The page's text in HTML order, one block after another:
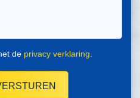
de privacy verklaring